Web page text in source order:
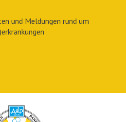
und Meldungen rund um